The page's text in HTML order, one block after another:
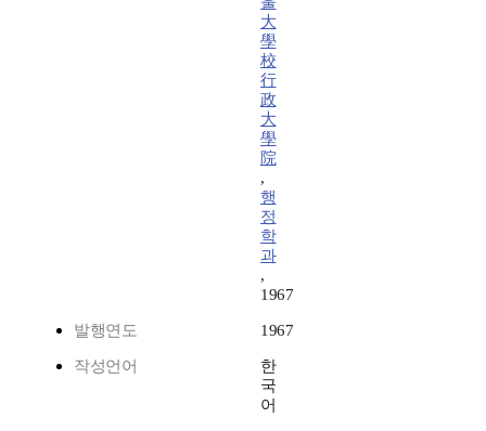
大
學
校
行
政
大
學
院
,
행
정
학
과
,
1967
발행연도 1967
작성언어
한
국
어